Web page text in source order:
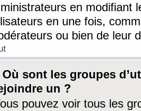
en modifiant
en une fois,
ou bien de leur
Où sont les groupes
un ?
pouvez voir tous les